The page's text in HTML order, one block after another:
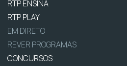
RTP ENSINA
RTP PLAY
EM DIRETO
REVER PROGRAMAS
CONCURSOS